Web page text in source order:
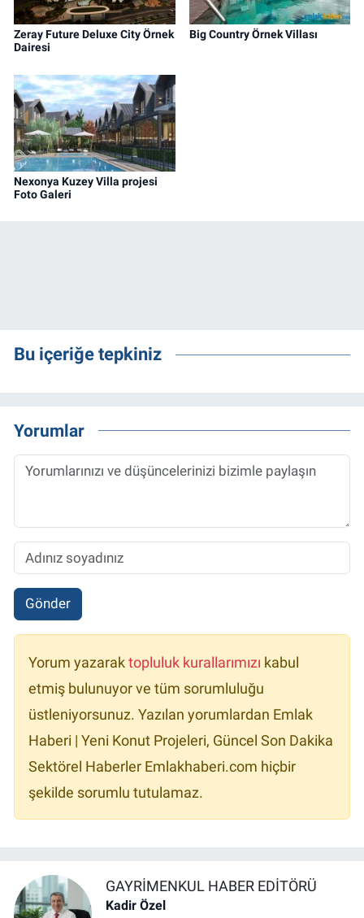
Zeray Future Deluxe City Örnek
Dairesi
Big Country Örnek Villası
Nexonya Kuzey Villa projesi
Foto Galeri
Bu içeriğe tepkiniz
Yorumlar
Gönder
Yorum yazarak topluluk kurallarımızı kabul
etmiş bulunuyor ve tüm sorumluluğu
üstleniyorsunuz. Yazılan yorumlardan Emlak
Haberi | Yeni Konut Projeleri, Güncel Son Dakika
Sektörel Haberler Emlakhaberi.com hiçbir
şekilde sorumlu tutulamaz.
GAYRIMENKUL HABER EDITÖRÜ
Kadir Özel